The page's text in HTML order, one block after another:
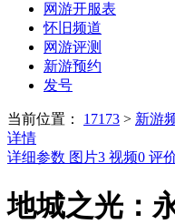
网游开服表
怀旧频道
网游评测
新游预约
发号
当前位置： 17173 > 新游
详情
详细参数 图片3 视频0 评
地城之光：